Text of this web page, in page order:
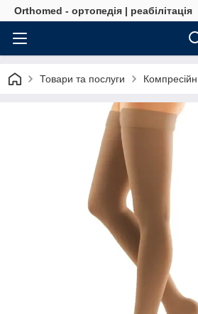
Orthomed - ортопедія | реабілітація
Товари та послуги